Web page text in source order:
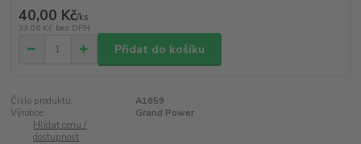
40,00 Kč/ks
33,06 Kč bez DPH
Přidat do košíku
Číslo produktu:
A1659
Výrobce:
Grand Power
Hlídat cenu /
dostupnost